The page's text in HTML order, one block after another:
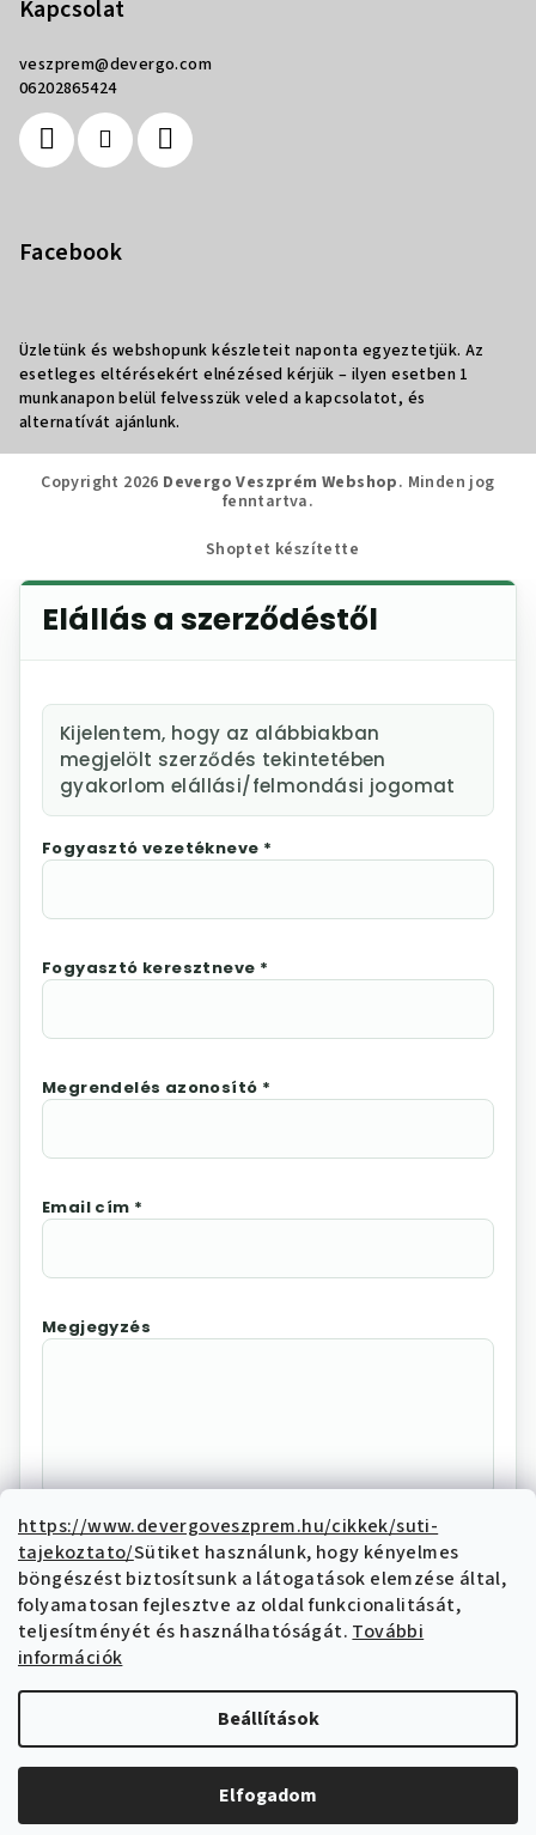
https://www.devergoveszprem.hu/cikkek/suti-
tajekoztato/Sütiket használunk, hogy kényelmes
böngészést biztosítsunk a látogatások elemzése által,
folyamatosan fejlesztve az oldal funkcionalitását,
teljesítményét és használhatóságát. További
információk
Beállítások
Elfogadom
Kapcsolat
veszprem@devergo.com
06202865424
Facebook
Üzletünk és webshopunk készleteit naponta egyeztetjük. Az
esetleges eltérésekért elnézésed kérjük – ilyen esetben 1
munkanapon belül felvesszük veled a kapcsolatot, és
alternatívát ajánlunk.
Copyright 2026 Devergo Veszprém Webshop. Minden jog
fenntartva.
Shoptet készítette
Elállás a szerződéstől
Kijelentem, hogy az alábbiakban
megjelölt szerződés tekintetében
gyakorlom elállási/felmondási jogomat
Fogyasztó vezetékneve *
Fogyasztó keresztneve *
Megrendelés azonosító *
Email cím *
Megjegyzés
Az "Elállás megerősítése"
megnyomásával Ön elektronikus úton
elállási nyilatkozatot tesz és nyilatkozik,
hogy megismerte és elfogadja az elállási
funkcióval kapcsolatban az
tájékoztatóbanírtakat.